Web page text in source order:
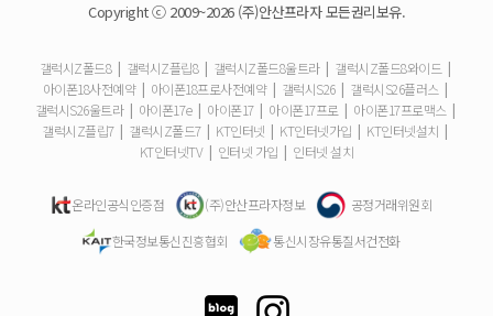
ESIM 발급 방법은 어떻게 되나요?
유심은 새로 구매해야 하나요?
사은품은 핸드폰과 같이 보내주시나요?
청소년 요금제는 몇살까지 가입할 수 있어요?
Copyright ⓒ 2009~2026 (주)안산프라자 모든권리보유.
갤럭시Z폴드8 | 갤럭시Z플립8 | 갤럭시Z폴드8울트라 | 갤럭시Z폴드8와이드 |
아이폰18사전예약 | 아이폰18프로사전예약 | 갤럭시S26 | 갤럭시S26플러스 |
갤럭시S26울트라 | 아이폰17e | 아이폰17 | 아이폰17프로 | 아이폰17프로맥스 |
갤럭시Z플립7 | 갤럭시Z폴드7 | KT인터넷 | KT인터넷가입 | KT인터넷설치 |
KT인터넷TV | 인터넷 가입 | 인터넷 설치
온라인공식인증점 (주)안산프라자정보
공정거래위원회
한국정보통신진흥협회
통신시장유통질서건전화